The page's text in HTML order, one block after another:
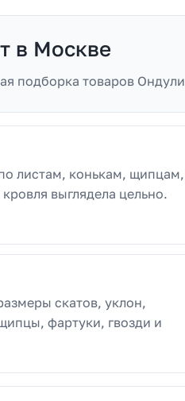
в Москве
подборка товаров
листам, конькам, щипцам,
выглядела цельно.
скатов, уклон,
фартуки, гвозди и